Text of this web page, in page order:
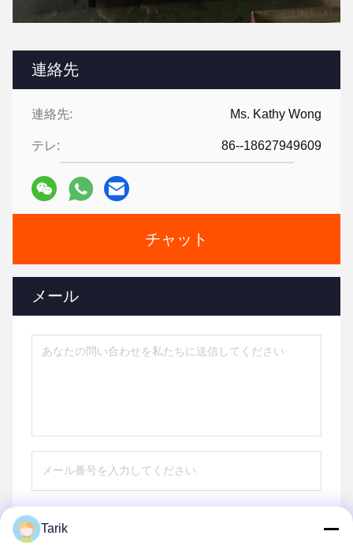
連絡先
連絡先: Ms. Kathy Wong
テレ: 86--18627949609
チャット
メール
Tarik